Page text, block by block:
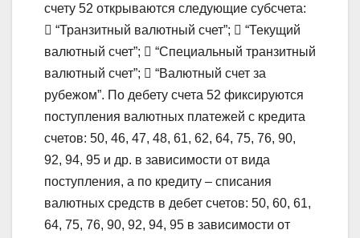
счету 52 открываются следующие субсчета:
 “Транзитный валютный счет”;  “Текущий
валютный счет”;  “Специальный транзитный
валютный счет”;  “Валютный счет за
рубежом”. По дебету счета 52 фиксируются
поступления валютных платежей с кредита
счетов: 50, 46, 47, 48, 61, 62, 64, 75, 76, 90,
92, 94, 95 и др. в зависимости от вида
поступления, а по кредиту – списания
валютных средств в дебет счетов: 50, 60, 61,
64, 75, 76, 90, 92, 94, 95 в зависимости от